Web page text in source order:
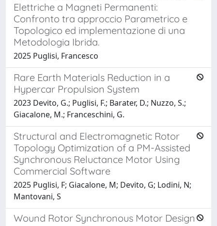
Elettriche a Magneti Permanenti:
Confronto tra approccio Parametrico e
Topologico ed implementazione di una
Metodologia Ibrida.
2025 Puglisi, Francesco
Rare Earth Materials Reduction in a
Hypercar Propulsion System
2023 Devito, G.; Puglisi, F.; Barater, D.; Nuzzo, S.;
Giacalone, M.; Franceschini, G.
Structural and Electromagnetic Rotor
Topology Optimization of a PM-Assisted
Synchronous Reluctance Motor Using
Commercial Software
2025 Puglisi, F; Giacalone, M; Devito, G; Lodini, N;
Mantovani, S
Wound Rotor Synchronous Motor Design